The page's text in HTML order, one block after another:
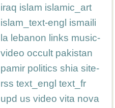
iraq islam islamic_art
islam_text-engl ismaili
la lebanon links music-
video occult pakistan
pamir politics shia site-
rss text_engl text_fr
upd us video vita nova